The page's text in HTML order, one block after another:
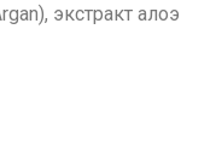
экстракт алоэ